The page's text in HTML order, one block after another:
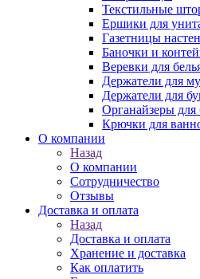
Текстильные
Ершики для
Газетницы
Баночки и
Веревки для
Держатели для
Держатели для
Органайзеры для
Крючки для
О компании
Назад
О компании
Сотрудничество
Отзывы
Доставка и оплата
Назад
Доставка и оплата
Хранение и доставка
Как оплатить